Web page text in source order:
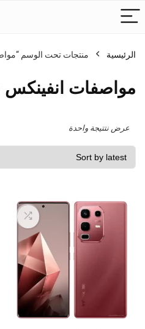
الرئيسية منتجات تحت الوسم
مواصفات انفينكس نوت
عرض نتتيجة واحدة